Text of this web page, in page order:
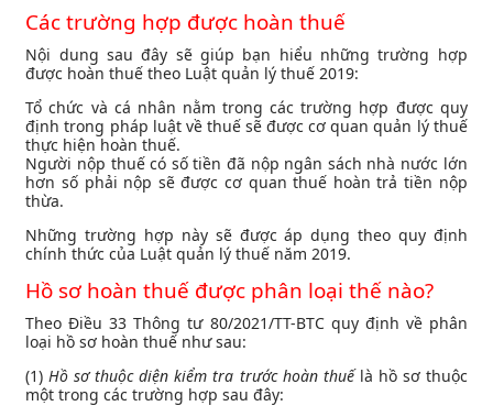
Các trường hợp được hoàn thuế
Nội dung sau đây sẽ giúp bạn hiểu những trường hợp
được hoàn thuế theo Luật quản lý thuế 2019:
Tổ chức và cá nhân nằm trong các trường hợp được quy
định trong pháp luật về thuế sẽ được cơ quan quản lý thuế
thực hiện hoàn thuế.
Người nộp thuế có số tiền đã nộp ngân sách nhà nước lớn
hơn số phải nộp sẽ được cơ quan thuế hoàn trả tiền nộp
thừa.
Những trường hợp này sẽ được áp dụng theo quy định
chính thức của Luật quản lý thuế năm 2019.
Hồ sơ hoàn thuế được phân loại thế nào?
Theo Điều 33 Thông tư 80/2021/TT-BTC quy định về phân
loại hồ sơ hoàn thuế như sau:
(1)Hồ sơ thuộc diện kiểm tra trước hoàn thuếlà hồ sơ thuộc
một trong các trường hợp sau đây: